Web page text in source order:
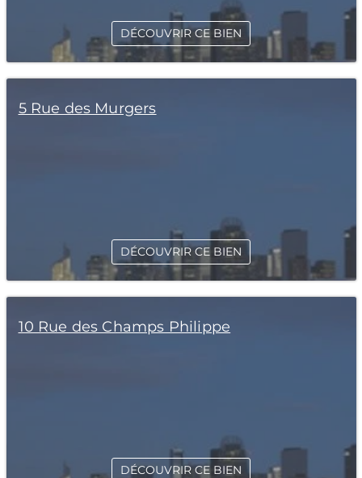
DÉCOUVRIR CE BIEN
5 Rue des Murgers
DÉCOUVRIR CE BIEN
10 Rue des Champs Philippe
DÉCOUVRIR CE BIEN